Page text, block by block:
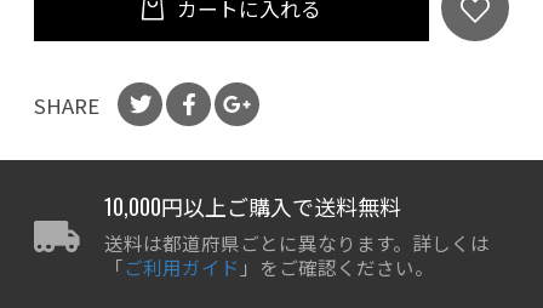
カートに入れる
SHARE
10,000円以上ご購入で送料無料
送料は都道府県ごとに異なります。詳しくは
「ご利用ガイド 」をご確認ください。